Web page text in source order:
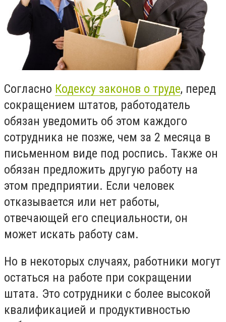
Согласно Кодексу законов о труде, перед
сокращением штатов, работодатель
обязан уведомить об этом каждого
сотрудника не позже, чем за 2 месяца в
письменном виде под роспись. Также он
обязан предложить другую работу на
этом предприятии. Если человек
отказывается или нет работы,
отвечающей его специальности, он
может искать работу сам.
Но в некоторых случаях, работники могут
остаться на работе при сокращении
штата. Это сотрудники с более высокой
квалификацией и продуктивностью